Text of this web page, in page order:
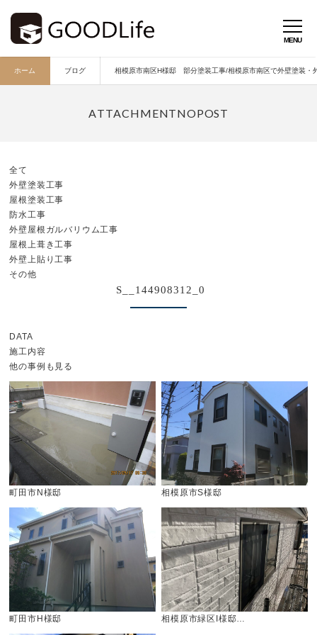
ホーム ブログ 相模原市南区H様邸 部分塗装工事/相模原市南区で外壁塗装・
全て
外壁塗装工事
屋根塗装工事
防水工事
外壁屋根ガルバリウム工事
屋根上葺き工事
外壁上貼り工事
その他
S__144908312_0
DATA
施工内容
他の事例も見る
町田市N様邸 相模原市S様邸
町田市H様邸 相模原市緑区I様邸…